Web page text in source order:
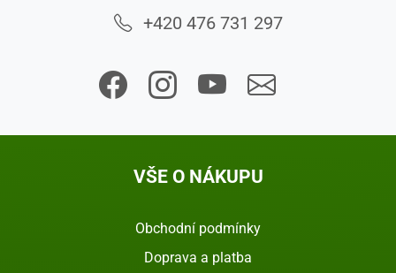
+420 476 731 297
VŠE O NÁKUPU
Obchodní podmínky
Doprava a platba